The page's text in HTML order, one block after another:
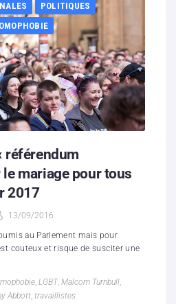
POLITIQUES
référendum
mariage pour tous
2017
13/09/2016
au Parlement mais pour
couteux et risque de susciter une
, LGBT, Malcom Turnbull,
Abbott, travaillistes